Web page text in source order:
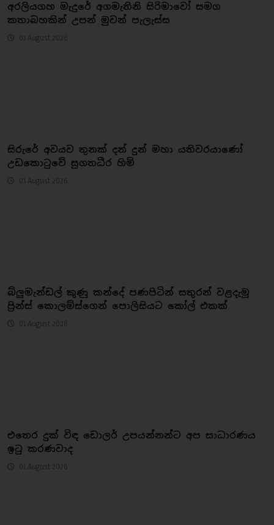
අරලියගහ මැදුරේ අගමැතිනි සිරිමාවෝ සමග
කතාබහකින් උපන් මුවන් පැලැස්ස
01 August 2026
සිරුරේ අවයව තුනක් දන් දුන් මහා යතිවරයාණෝ
උඩකොටුවේ සුගතධීර හිමි
01 August 2026
බ්ලුමැන්ඩල් කුණු කන්දේ පණපිටින් සතුරන් වළදැමූ
ප්‍රින්ස් කො​ලම්ස්ගෙන් පොලිසියට කෝල් එකක්
01 August 2026
එතෙර දුක් විඳ ඩොලර් උපයන්නන්ට අප සාධාරණය
ඉටු කරණවාද
01 August 2026